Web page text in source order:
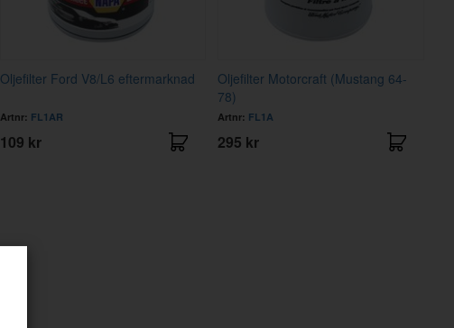
Oljefilter Ford V8/L6 eftermarknad
Artnr: FL1AR
109 kr
Oljefilter Motorcraft (Mustang 64-
78)
Artnr: FL1A
295 kr